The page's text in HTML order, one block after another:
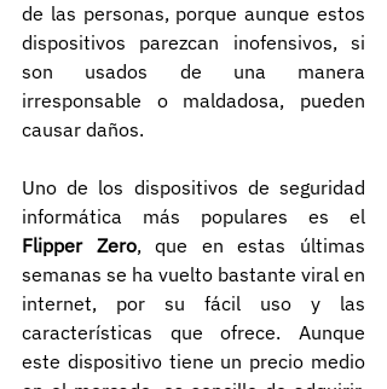
de las personas, porque aunque estos
dispositivos parezcan inofensivos, si
son usados de una manera
irresponsable o maldadosa, pueden
causar daños.
Uno de los dispositivos de seguridad
Flipper Zero, que en estas últimas
semanas se ha vuelto bastante viral en
internet, por su fácil uso y las
características que ofrece. Aunque
este dispositivo tiene un precio medio